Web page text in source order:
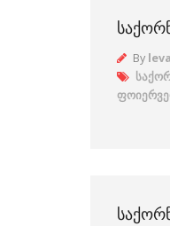
By